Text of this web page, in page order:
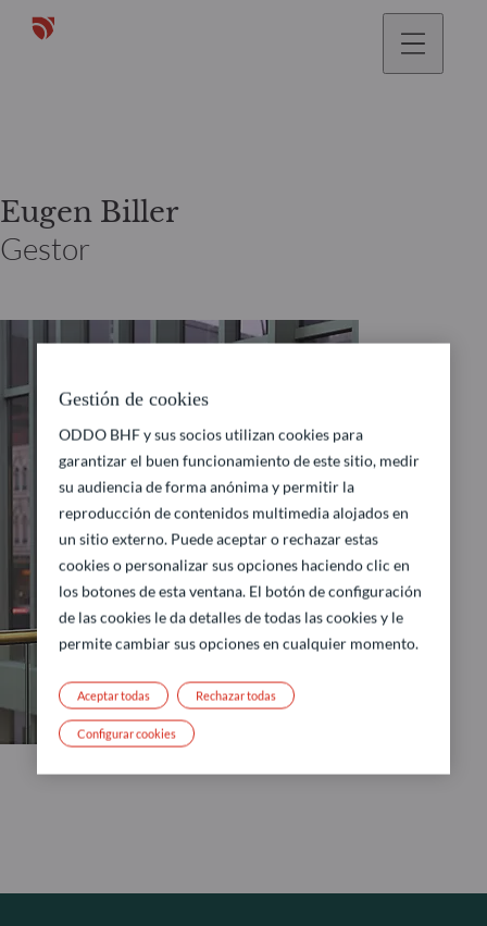
Eugen Biller
Gestor
Gestión de cookies
ODDO BHF y sus socios utilizan cookies para
garantizar el buen funcionamiento de este sitio, medir
su audiencia de forma anónima y permitir la
reproducción de contenidos multimedia alojados en
un sitio externo. Puede aceptar o rechazar estas
cookies o personalizar sus opciones haciendo clic en
los botones de esta ventana. El botón de configuración
de las cookies le da detalles de todas las cookies y le
permite cambiar sus opciones en cualquier momento.
Rechazar todas
Aceptar todas
Configurar cookies